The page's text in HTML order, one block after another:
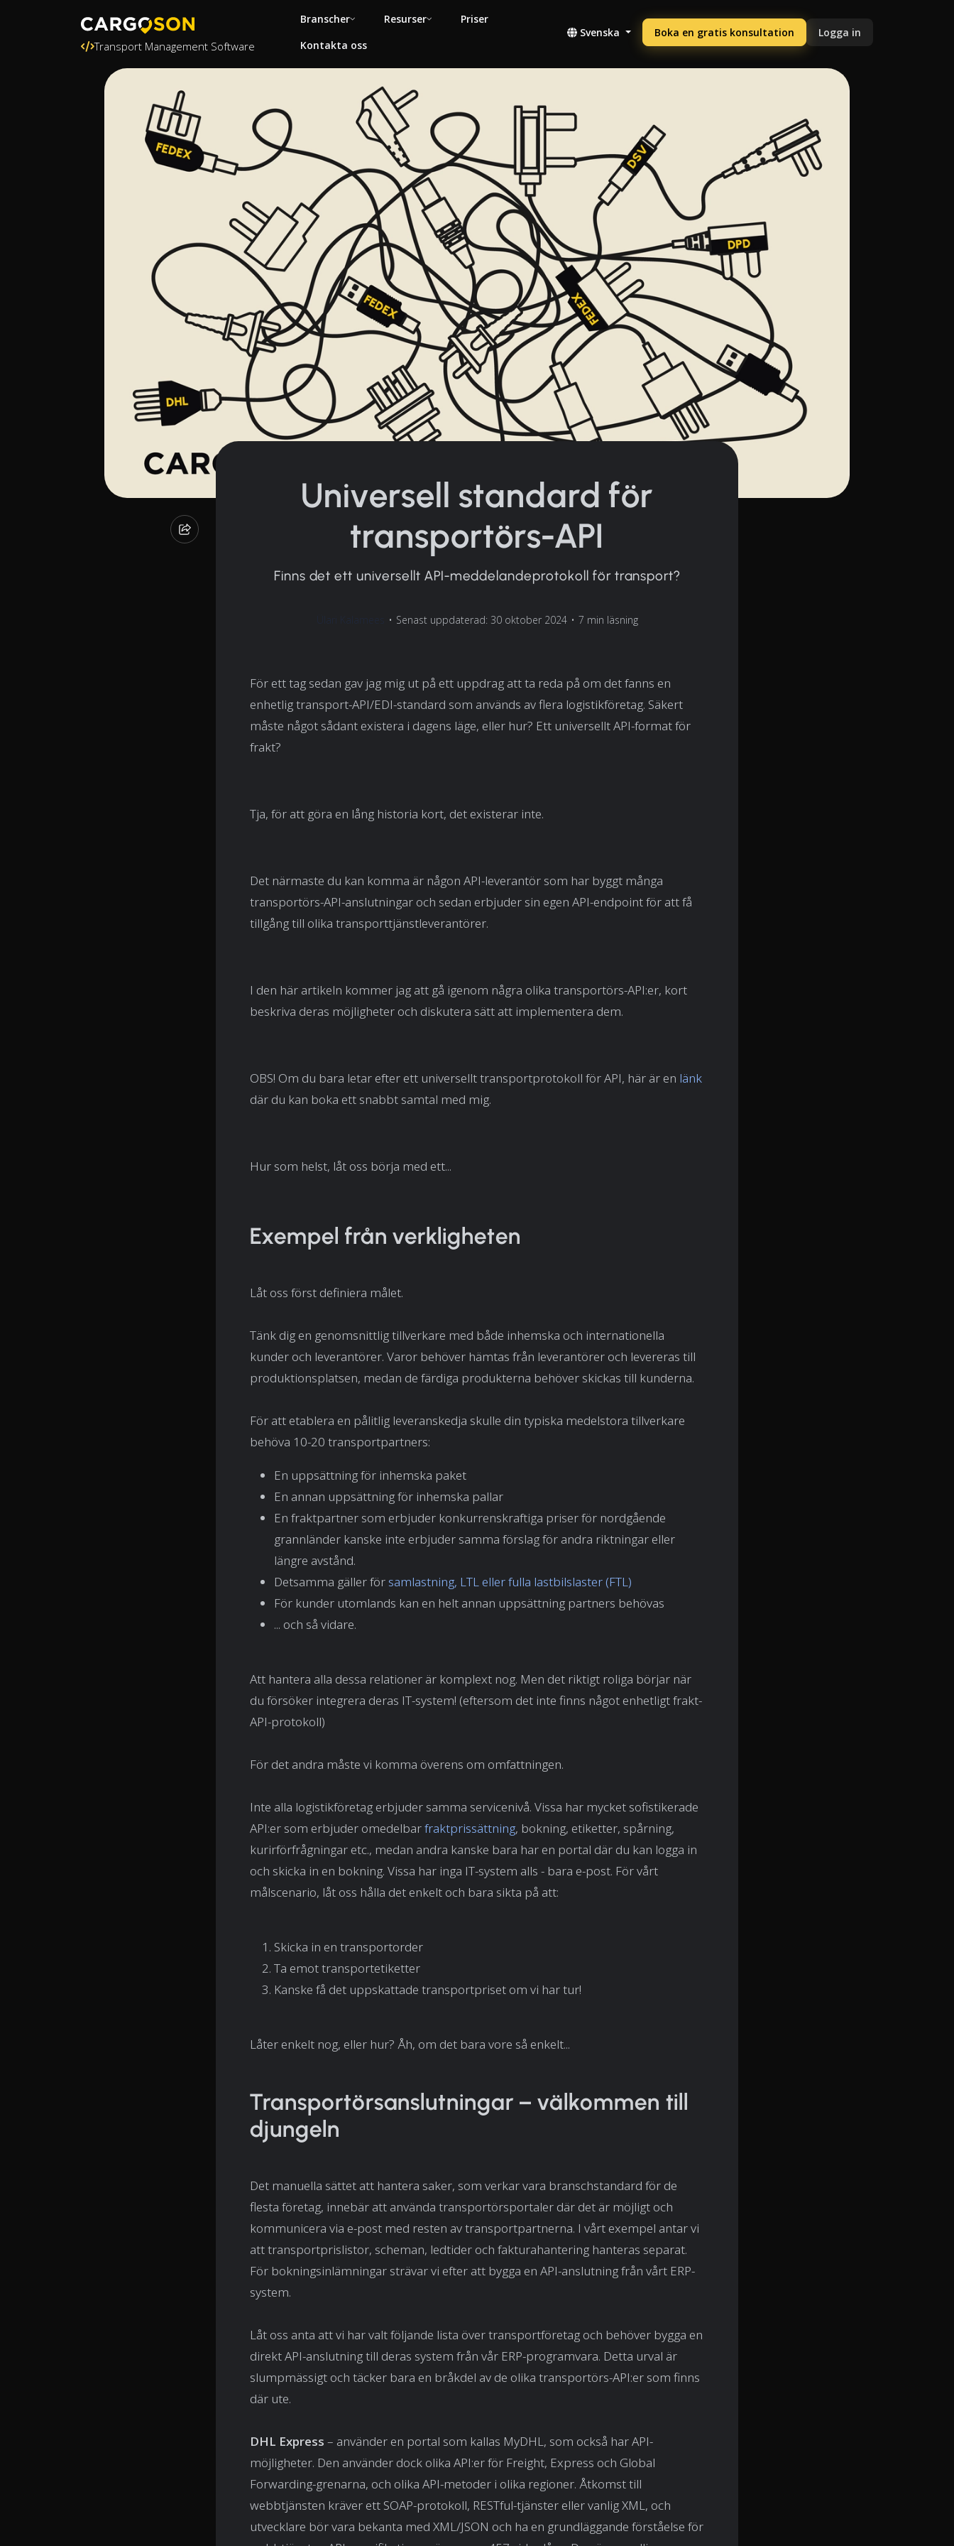
Transport Management Software
Branscher Resurser
Priser
Kontakta oss
Svenska Boka en gratis konsultation Logga in
Universell standard för
transportörs-API
Finns det ett universellt API-meddelandeprotokoll för transport?
• Senast uppdaterad: 30 oktober 2024 • 7 min läsning
För ett tag sedan gav jag mig ut på ett uppdrag att ta reda på om det fanns en
enhetlig transport-API/EDI-standard som används av flera logistikföretag. Säkert
måste något sådant existera i dagens läge, eller hur? Ett universellt API-format för
frakt?
Tja, för att göra en lång historia kort, det existerar inte.
Det närmaste du kan komma är någon API-leverantör som har byggt många
transportörs-API-anslutningar och sedan erbjuder sin egen API-endpoint för att få
tillgång till olika transporttjänstleverantörer.
I den här artikeln kommer jag att gå igenom några olika transportörs-API:er, kort
beskriva deras möjligheter och diskutera sätt att implementera dem.
OBS! Om du bara letar efter ett universellt transportprotokoll för API, här är en länk
där du kan boka ett snabbt samtal med mig.
Hur som helst, låt oss börja med ett...
Exempel från verkligheten
Låt oss först definiera målet.
Tänk dig en genomsnittlig tillverkare med både inhemska och internationella
kunder och leverantörer. Varor behöver hämtas från leverantörer och levereras till
produktionsplatsen, medan de färdiga produkterna behöver skickas till kunderna.
För att etablera en pålitlig leveranskedja skulle din typiska medelstora tillverkare
behöva 10-20 transportpartners:
En uppsättning för inhemska paket
En annan uppsättning för inhemska pallar
En fraktpartner som erbjuder konkurrenskraftiga priser för nordgående
grannländer kanske inte erbjuder samma förslag för andra riktningar eller
längre avstånd.
Detsamma gäller för samlastning, LTL eller fulla lastbilslaster (FTL)
För kunder utomlands kan en helt annan uppsättning partners behövas
... och så vidare.
Att hantera alla dessa relationer är komplext nog. Men det riktigt roliga börjar när
du försöker integrera deras IT-system! (eftersom det inte finns något enhetligt frakt-
API-protokoll)
För det andra måste vi komma överens om omfattningen.
Inte alla logistikföretag erbjuder samma servicenivå. Vissa har mycket sofistikerade
API:er som erbjuder omedelbarfraktprissättning, bokning, etiketter, spårning,
kurirförfrågningar etc., medan andra kanske bara har en portal där du kan logga in
och skicka in en bokning. Vissa har inga IT-system alls - bara e-post. För vårt
målscenario, låt oss hålla det enkelt och bara sikta på att:
Skicka in en transportorder
Ta emot transportetiketter
Kanske få det uppskattade transportpriset om vi har tur!
Låter enkelt nog, eller hur? Åh, om det bara vore så enkelt...
Transportörsanslutningar – välkommen till
djungeln
Det manuella sättet att hantera saker, som verkar vara branschstandard för de
flesta företag, innebär att använda transportörsportaler där det är möjligt och
kommunicera via e-post med resten av transportpartnerna. I vårt exempel antar vi
att transportprislistor, scheman, ledtider och fakturahantering hanteras separat.
För bokningsinlämningar strävar vi efter att bygga en API-anslutning från vårt ERP-
system.
Låt oss anta att vi har valt följande lista över transportföretag och behöver bygga en
direkt API-anslutning till deras system från vår ERP-programvara. Detta urval är
slumpmässigt och täcker bara en bråkdel av de olika transportörs-API:er som finns
där ute.
DHL Express – använder en portal som kallas MyDHL, som också har API-
möjligheter. Den använder dock olika API:er för Freight, Express och Global
Forwarding-grenarna, och olika API-metoder i olika regioner. Åtkomst till
webbtjänsten kräver ett SOAP-protokoll, RESTful-tjänster eller vanlig XML, och
utvecklare bör vara bekanta med XML/JSON och ha en grundläggande förståelse för